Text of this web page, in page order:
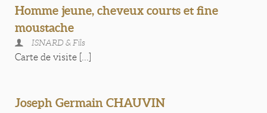
Homme jeune, cheveux courts et fine
moustache
ISNARD & Fils
Carte de visite [...]
Joseph Germain CHAUVIN